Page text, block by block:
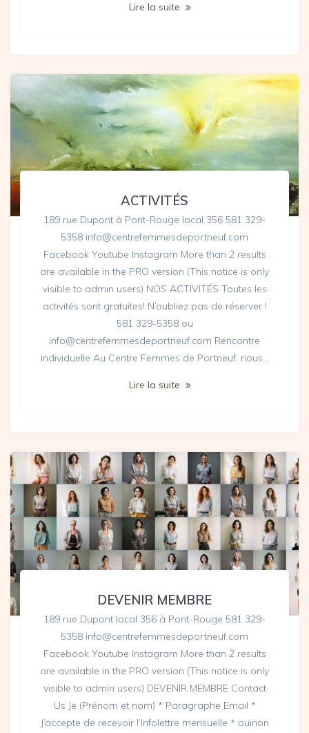
Lire la suite
ACTIVITÉS
189 rue Dupont à Pont-Rouge local 356 581 329-
5358 info@centrefemmesdeportneuf.com
Facebook Youtube Instagram More than 2 results
are available in the PRO version (This notice is only
visible to admin users) NOS ACTIVITÉS Toutes les
activités sont gratuites! N’oubliez pas de réserver !
581 329-5358 ou
info@centrefemmesdeportneuf.com Rencontre
individuelle Au Centre Femmes de Portneuf, nous…
Lire la suite
DEVENIR MEMBRE
189 rue Dupont local 356 à Pont-Rouge 581 329-
5358 info@centrefemmesdeportneuf.com
Facebook Youtube Instagram More than 2 results
are available in the PRO version (This notice is only
visible to admin users) DEVENIR MEMBRE Contact
Us Je (Prénom et nom) * Paragraphe Email *
J’accepte de recevoir l’Infolettre mensuelle * ouinon